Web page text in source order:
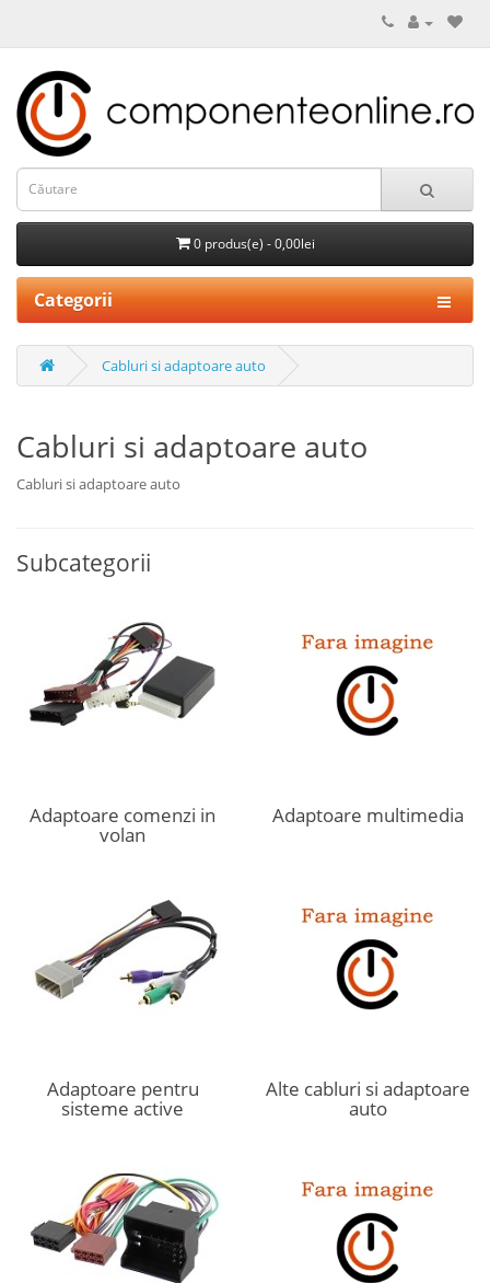
0 produs(e) - 0,00lei
Categorii
Cabluri si adaptoare auto
Cabluri si adaptoare auto
Cabluri si adaptoare auto
Subcategorii
Adaptoare comenzi in
volan
Adaptoare multimedia
Adaptoare pentru
sisteme active
Alte cabluri si adaptoare
auto